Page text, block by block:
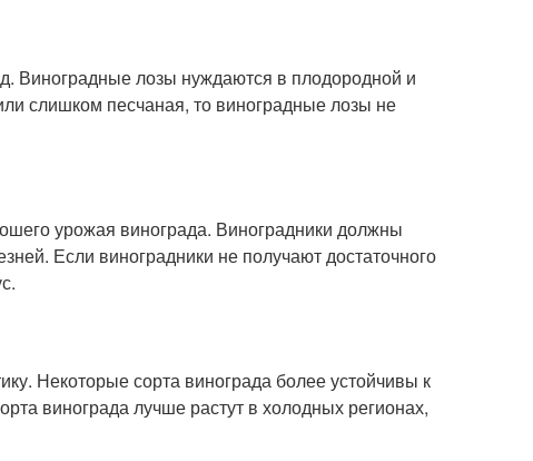
Виноградные лозы нуждаются в плодородной и
слишком песчаная, то виноградные лозы не
урожая винограда. Виноградники должны
Если виноградники не получают достаточного
Некоторые сорта винограда более устойчивы к
винограда лучше растут в холодных регионах,